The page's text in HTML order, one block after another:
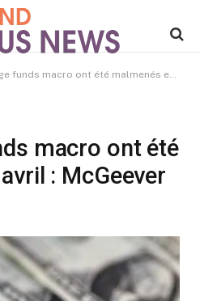
macro ont été malmenés en avril : McGeever
macro ont été
: McGeever